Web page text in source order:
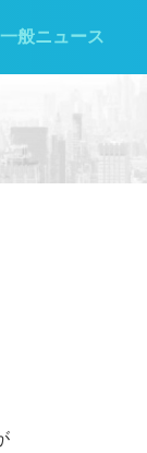
一般ニュース